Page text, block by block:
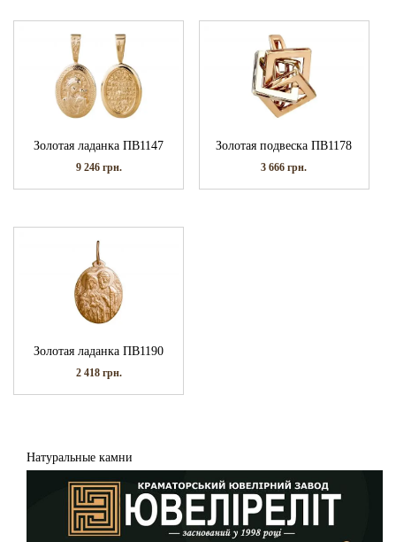
Золотая ладанка ПВ1147
9 246 грн.
Золотая подвеска ПВ1178
3 666грн.
Золотая ладанка ПВ1190
2 418 грн.
Натуральные камни